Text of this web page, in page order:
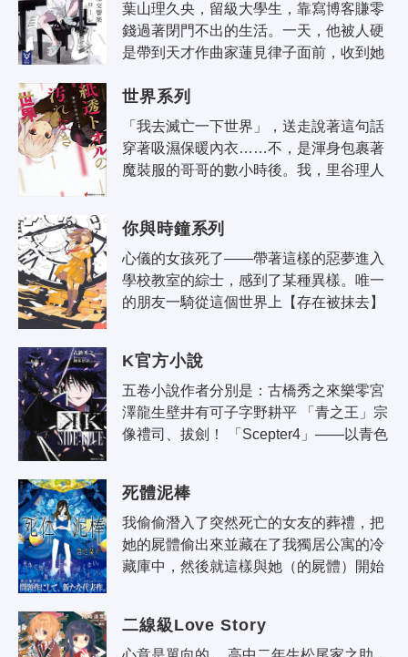
葉山理久央，留級大學生，靠寫博客賺零
錢過著閉門不出的生活。一天，他被人硬
是帶到天才作曲家蓮見律子面前，收到她
見律子讀到了自己無法編織的「詩意」..
世界系列
「我去滅亡一下世界」，送走說著這句話
穿著吸濕保暖內衣……不，是渾身包裹著
魔裝服的哥哥的數小時後。我，里谷理人
與..
你與時鐘系列
心儀的女孩死了——帶著這樣的惡夢進入
學校教室的綜士，感到了某種異樣。唯一
的朋友一騎從這個世界上【存在被抹去】
曲..
K官方小說
五卷小說作者分別是：古橋秀之來樂零宮
澤龍生壁井有可子字野耕平 「青之王」宗
像禮司、拔劍！ 「Scepter4」——以青色
死體泥棒
我偷偷潛入了突然死亡的女友的葬禮，把
她的屍體偷出來並藏在了我獨居公寓的冷
藏庫中，然後就這樣與她（的屍體）開始
二線級Love Story